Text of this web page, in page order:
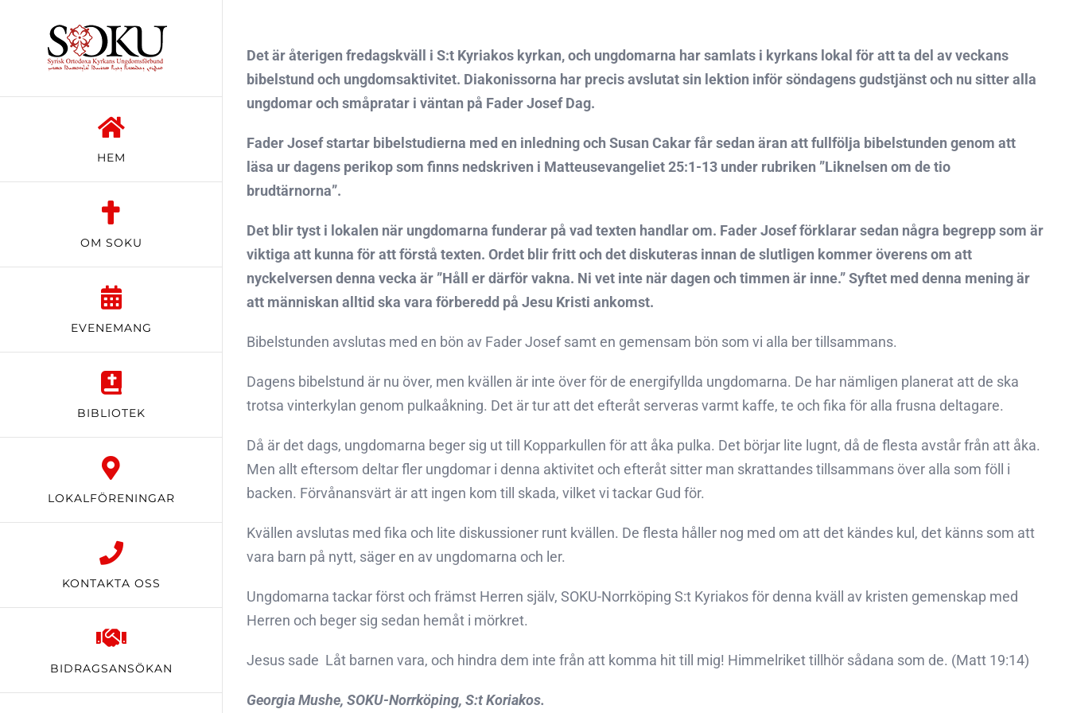
innehållet
HEM
OM SOKU
EVENEMANG
BIBLIOTEK
LOKALFÖRENINGAR
KONTAKTA OSS
BIDRAGSANSÖKAN
Det är återigen fredagskväll i S:t Kyriakos kyrkan, och ungdomarna har samlats i kyrkans lokal för att ta del av veckans
bibelstund och ungdomsaktivitet. Diakonissorna har precis avslutat sin lektion inför söndagens gudstjänst och nu sitter alla
ungdomar och småpratar i väntan på Fader Josef Dag.
Fader Josef startar bibelstudierna med en inledning och Susan Cakar får sedan äran att fullfölja bibelstunden genom att
läsa ur dagens perikop som finns nedskriven i Matteusevangeliet 25:1-13 under rubriken ”Liknelsen om de tio
brudtärnorna”.
Det blir tyst i lokalen när ungdomarna funderar på vad texten handlar om. Fader Josef förklarar sedan några begrepp som är
viktiga att kunna för att förstå texten. Ordet blir fritt och det diskuteras innan de slutligen kommer överens om att
nyckelversen denna vecka är ”Håll er därför vakna. Ni vet inte när dagen och timmen är inne.” Syftet med denna mening är
att människan alltid ska vara förberedd på Jesu Kristi ankomst.
Bibelstunden avslutas med en bön av Fader Josef samt en gemensam bön som vi alla ber tillsammans.
Dagens bibelstund är nu över, men kvällen är inte över för de energifyllda ungdomarna. De har nämligen planerat att de ska
trotsa vinterkylan genom pulkaåkning. Det är tur att det efteråt serveras varmt kaffe, te och fika för alla frusna deltagare.
Då är det dags, ungdomarna beger sig ut till Kopparkullen för att åka pulka. Det börjar lite lugnt, då de flesta avstår från att åka.
Men allt eftersom deltar fler ungdomar i denna aktivitet och efteråt sitter man skrattandes tillsammans över alla som föll i
backen. Förvånansvärt är att ingen kom till skada, vilket vi tackar Gud för.
Kvällen avslutas med fika och lite diskussioner runt kvällen. De flesta håller nog med om att det kändes kul, det känns som att
vara barn på nytt, säger en av ungdomarna och ler.
Ungdomarna tackar först och främst Herren själv, SOKU-Norrköping S:t Kyriakos för denna kväll av kristen gemenskap med
Herren och beger sig sedan hemåt i mörkret.
Jesus sade  Låt barnen vara, och hindra dem inte från att komma hit till mig! Himmelriket tillhör sådana som de. (Matt 19:14)
Georgia Mushe, SOKU-Norrköping, S:t Koriakos.